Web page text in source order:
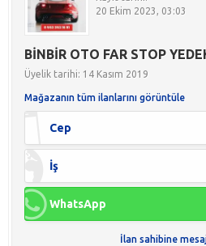
20 Ekim 2023, 03:03
BİNBİR OTO FAR STOP
Üyelik tarihi: 14 Kasım 2019
Mağazanın tüm ilanlarını görüntüle
Cep
İş
WhatsApp
İlan sahibine